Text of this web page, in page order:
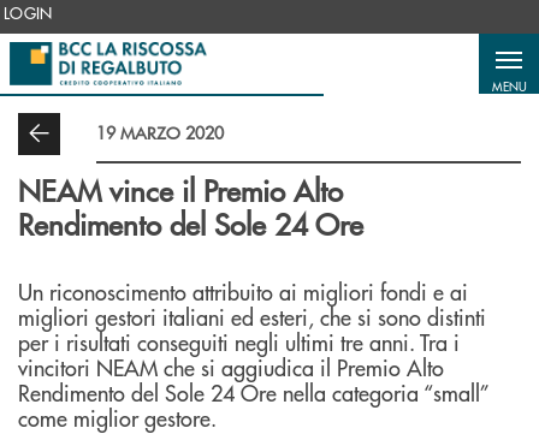
Salta al contenuto principale
LOGIN
MENU
19 MARZO 2020
NEAM vince il Premio Alto
Rendimento del Sole 24 Ore
Un riconoscimento attribuito ai migliori fondi e ai
migliori gestori italiani ed esteri, che si sono distinti
per i risultati conseguiti negli ultimi tre anni. Tra i
vincitori NEAM che si aggiudica il Premio Alto
Rendimento del Sole 24 Ore nella categoria “small”
come miglior gestore.